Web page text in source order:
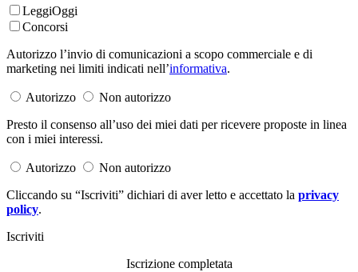
LeggiOggi
Concorsi
Autorizzo l’invio di comunicazioni a scopo commerciale e di
marketing nei limiti indicati nell’informativa.
Autorizzo
Non autorizzo
Presto il consenso all’uso dei miei dati per ricevere proposte in linea
con i miei interessi.
Autorizzo
Non autorizzo
Cliccando su “Iscriviti” dichiari di aver letto e accettato la privacy
policy.
Iscriviti
Iscrizione completata